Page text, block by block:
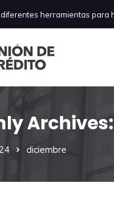
herramientas para
diciembre